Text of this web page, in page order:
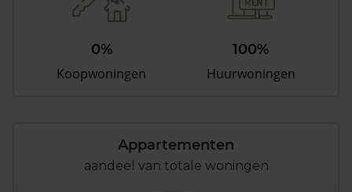
0%
Koopwoningen
100%
Huurwoningen
Appartementen
aandeel van totale woningen